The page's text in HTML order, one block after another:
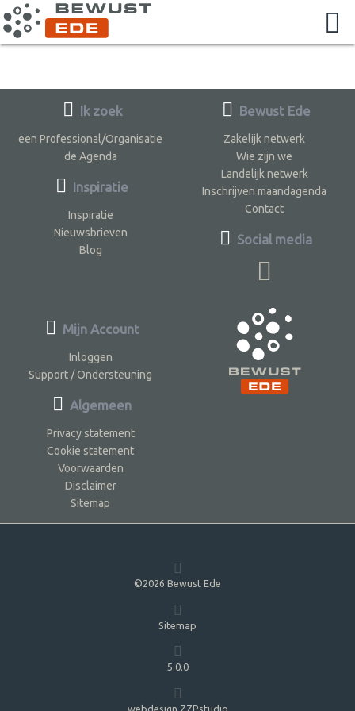
Ik zoek
een Professional/Organisatie
de Agenda
Inspiratie
Inspiratie
Nieuwsbrieven
Blog
Bewust Ede
Zakelijk netwerk
Wie zijn we
Landelijk netwerk
Inschrijven maandagenda
Contact
Social media
Mijn Account
Inloggen
Support / Ondersteuning
Algemeen
Privacy statement
Cookie statement
Voorwaarden
Disclaimer
Sitemap
©2026 Bewust Ede
Sitemap
5.0.0
webdesign ZZPstudio